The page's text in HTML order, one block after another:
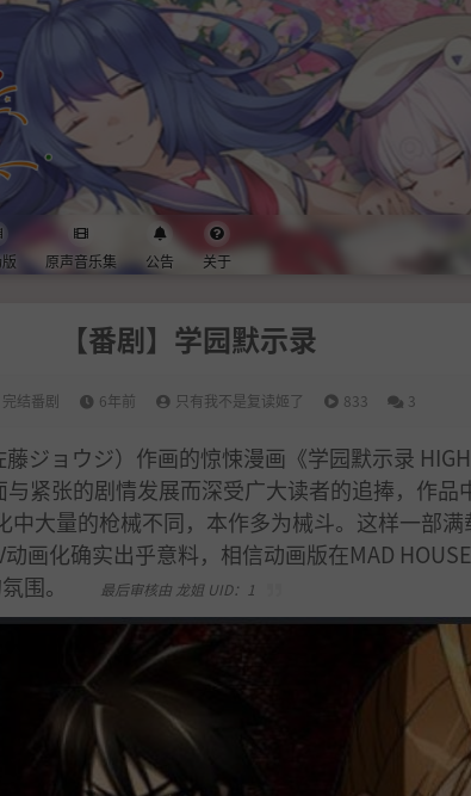
原声音乐集 公告 关于
【番剧】学园默示录
完结番剧 6年前 只有我不是复读姬了 833 3
ジョウジ）作画的惊悚漫画《学园默示录
紧张的剧情发展而深受广大读者的追捧，作品
中大量的枪械不同，本作多为械斗。这样一部
画化确实出乎意料，相信动画版在MAD
围。
最后审核由 龙姐 UID：1